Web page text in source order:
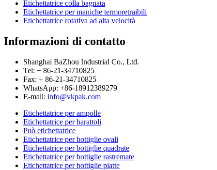
Etichettatrice colla bagnata
Etichettatrice per maniche termoretraibili
Etichettatrice rotativa ad alta velocità
Informazioni di contatto
Shanghai BaZhou Industrial Co., Ltd.
Tel: + 86-21-34710825
Fax: + 86-21-34710825
WhatsApp: +86-18912389279
E-mail: info@vkpak.com
Etichettatrice per ampolle
Etichettatrice per barattoli
Può etichettatrice
Etichettatrice per bottiglie ovali
Etichettatrice per bottiglie quadrate
Etichettatrice per bottiglie rastremate
Etichettatrice per bottiglie piatte